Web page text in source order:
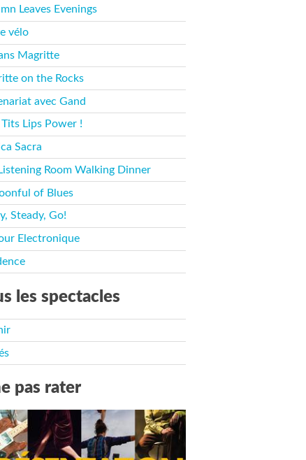
Leaves Evenings
vélo
Magritte
on the Rocks
avec Gand
Tits Lips Power !
Sacra
Room Walking Dinner
of Blues
Steady, Go!
Electronique
les spectacles
pas rater